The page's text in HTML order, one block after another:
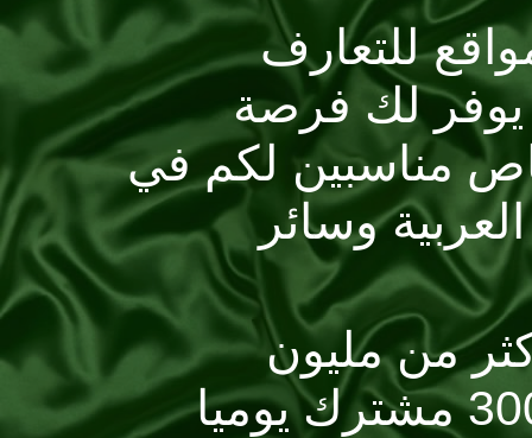
للتعارف
يوفر لك فرصة
مناسبين لكم في
وسائر
من مليون
مشترك وهناك أكثر من 300 مشترك يوميا